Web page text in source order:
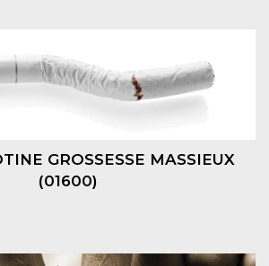
GROSSESSE MASSIEUX
(01600)